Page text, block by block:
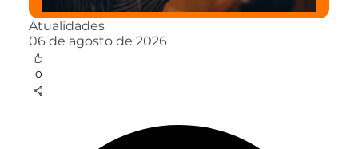
Atualidades
06 de agosto de 2026
0